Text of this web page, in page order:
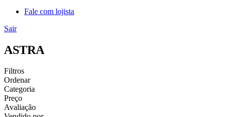
Fale com lojista
Sair
ASTRA
Filtros
Ordenar
Categoria
Preço
Avaliação